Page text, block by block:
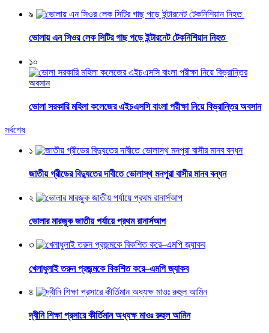
৯
ভোলায় এন সিওর লেক সিটির গাছ পড়ে ইন্টারনেট টেকনিশিয়ান নিহত
১০
ভোলা সরকারি মহিলা কলেজের এইচএসসি বাংলা পরীক্ষা নিয়ে বিভ্রান্তির অবসান
সর্বশেষ
১
জাতীয় গ্রীডের বিদ্যুতের দাবীতে ভোলাস্থ মনপুরা বাসীর মানব বন্ধন
২
ভোলার মারজুক জাতীয় পর্যায়ে প্রথম রানার্সআপ
৩
খেলাধুলাই তরুন প্রজন্মকে বিকশিত করে–এমপি জ্যাকব
৪
দ্বীনি শিক্ষা প্রসারে কীর্তিমান অধ্যক্ষ মাওঃ রুহুল আমিন